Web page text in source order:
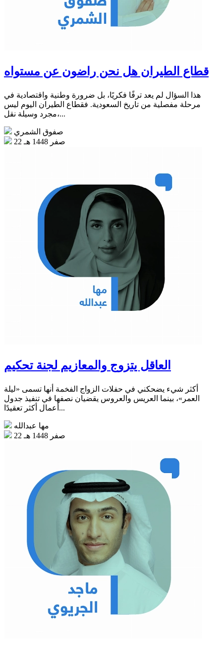
قطاع الطيران هل نحن راضون عن مستواه
هذا السؤال لم يعد ترفًا فكريًا، بل ضرورة وطنية واقتصادية في
مرحلة مفصلية من تاريخ السعودية. فقطاع الطيران اليوم ليس
مجرد وسيلة نقل،...
صفوق الشمري
22 صفر 1448 هـ
العاقل يتزوج والمعازيم لجنة تحكيم
أكثر شيء يضحكني في حفلات الزواج الفخمة أنها تسمى «ليلة
العمر»، بينما العريس والعروس يقضيان نصفها في تنفيذ جدول
أعمال أكثر تعقيدًا...
مها عبدالله
22 صفر 1448 هـ